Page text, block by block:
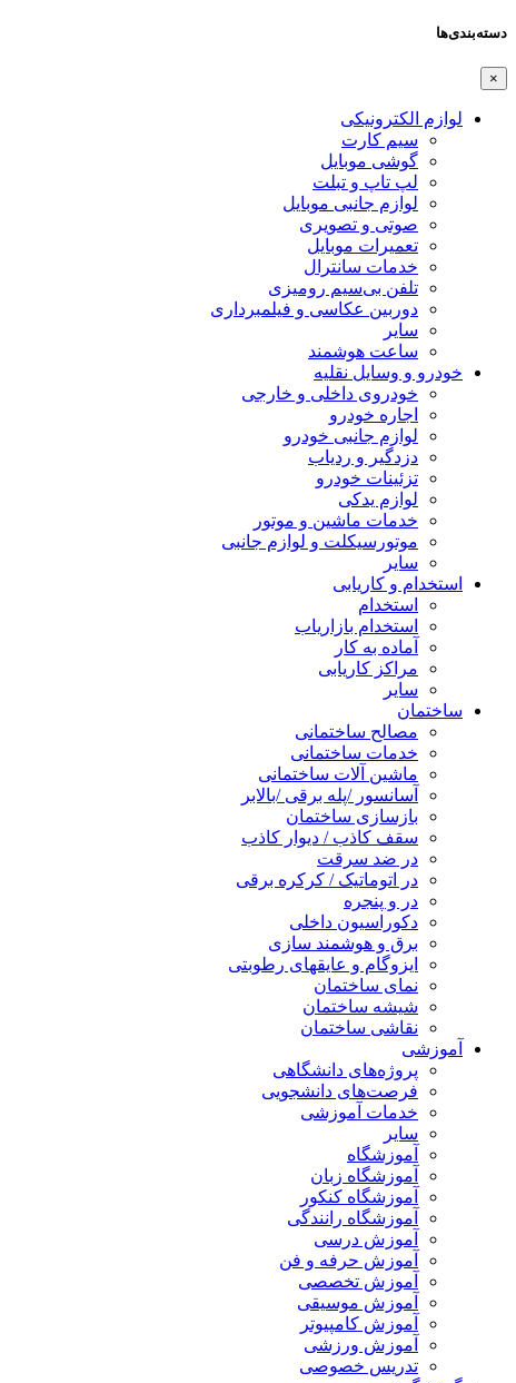
دسته‌بندی‌ها
×
لوازم الکترونیکی
سیم کارت
گوشی موبایل
لپ تاپ و تبلت
لوازم جانبی موبایل
صوتی و تصویری
تعمیرات موبایل
خدمات سانترال
تلفن بی‌سیم رومیزی
دوربین عکاسی و فیلمبرداری
سایر
ساعت هوشمند
خودرو و وسایل نقلیه
خودروی داخلی و خارجی
اجاره خودرو
لوازم جانبی خودرو
دزدگیر و ردیاب
تزئینات خودرو
لوازم یدکی
خدمات ماشین و موتور
موتورسیکلت و لوازم جانبی
سایر
استخدام و کاریابی
استخدام
استخدام بازاریاب
آماده به کار
مراکز کاریابی
سایر
ساختمان
مصالح ساختمانی
خدمات ساختمانی
ماشین آلات ساختمانی
آسانسور /پله برقی /بالابر
بازسازی ساختمان
سقف کاذب / دیوار کاذب
در ضد سرقت
در اتوماتیک / کرکره برقی
در و پنجره
دکوراسیون داخلی
برق و هوشمند سازی
ایزوگام و عایقهای رطوبتی
نمای ساختمان
شیشه ساختمان
نقاشی ساختمان
آموزشی
پروژه‌های دانشگاهی
فرصت‌های دانشجویی
خدمات آموزشی
سایر
آموزشگاه
آموزشگاه زبان
آموزشگاه کنکور
آموزشگاه رانندگی
آموزش درسی
آموزش حرفه و فن
آموزش تخصصی
آموزش موسیقی
آموزش کامپیوتر
آموزش ورزشی
تدریس خصوصی